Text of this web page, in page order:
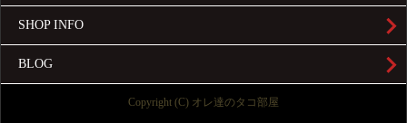
SHOP INFO
BLOG
Copyright (C) オレ達のタコ部屋